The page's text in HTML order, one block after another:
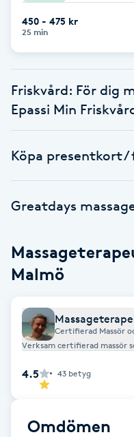
Fotvård
Fransar
Fransborttagning
Fransfärgning
Fransförlängning
Fransförlängning
Fransförlängning Volym
Fransk manikyr
Frekvensterapi
450 - 475 kr
25 min
Friskvård: För dig
Epassi Min
Köpa presentkort
Greatdays
Malmö
Certifierad Massör
Verksam certifierad massör
4.5 43 betyg
Omdömen